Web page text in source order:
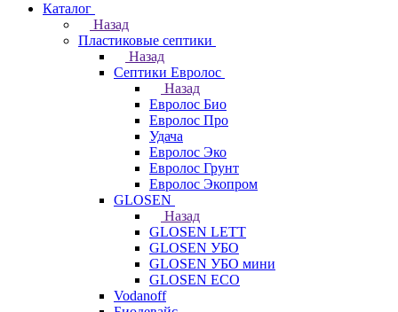
Каталог
Назад
Пластиковые септики
Назад
Септики Евролос
Назад
Евролос Био
Евролос Про
Удача
Евролос Эко
Евролос Грунт
Евролос Экопром
GLOSEN
Назад
GLOSEN LETT
GLOSEN УБО
GLOSEN УБО мини
GLOSEN ECO
Vodanoff